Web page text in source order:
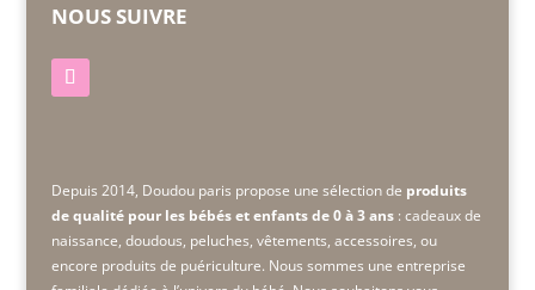
NOUS SUIVRE
Depuis 2014, Doudou paris propose une sélection de produits
de qualité pour les bébés et enfants de 0 à 3 ans: cadeaux de
naissance, doudous, peluches, vêtements, accessoires, ou
encore produits de puériculture. Nous sommes une entreprise